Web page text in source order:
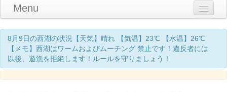
Menu
Home
釣り情報
マナーとお願い
クニマス展示館
漁協からのお知らせ
お問い合わせ
8月9日の西湖の状況【天気】晴れ 【気温】23℃ 【水温】26℃
【メモ】西湖はワームおよびムーチング 禁止です！違反者には
以後、遊漁を拒絶します！ルールを守りましょう！